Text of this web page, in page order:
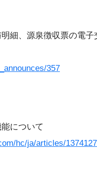
細、源泉徴収票の電
357
について
hc/ja/articles/